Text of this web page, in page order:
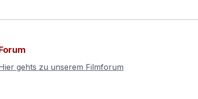
gehts zu unserem Filmforum